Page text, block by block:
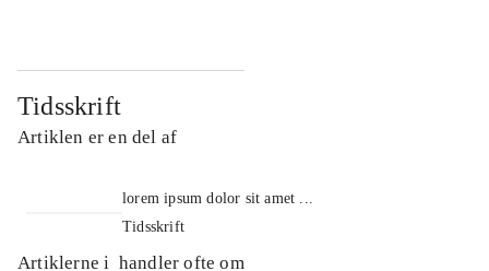
Tidsskrift
Artiklen er en del af
lorem ipsum dolor sit amet ...
Tidsskrift
Artiklerne i handler ofte om